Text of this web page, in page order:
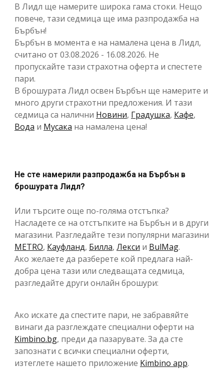
В Лидл ще намерите широка гама стоки. Нещо
повече, тази седмица ще има разпродажба на
Бърбън!
Бърбън в момента е на намалена цена в Лидл,
считано от 03.08.2026 - 16.08.2026. Не
пропускайте тази страхотна оферта и спестете
пари.
В брошурата Лидл освен Бърбън ще намерите и
много други страхотни предложения. И тази
седмица са налични Новини, Градушка, Кафе,
Вода и Мусака на намалена цена!
Не сте намерили разпродажба на Бърбън в
брошурата Лидл?
Или търсите още по-голяма отстъпка?
Насладете се на отстъпките на Бърбън и в други
магазини. Разгледайте тези популярни магазини
METRO, Кауфланд, Билла, Лекси и BulMag.
Ако желаете да разберете кой предлага най-
добра цена тази или следващата седмица,
разгледайте други онлайн брошури:
Ако искате да спестите пари, не забравяйте
винаги да разглеждате специални оферти на
Kimbino.bg, преди да пазарувате. За да сте
запознати с всички специални оферти,
изтеглете нашето приложение Kimbino app.